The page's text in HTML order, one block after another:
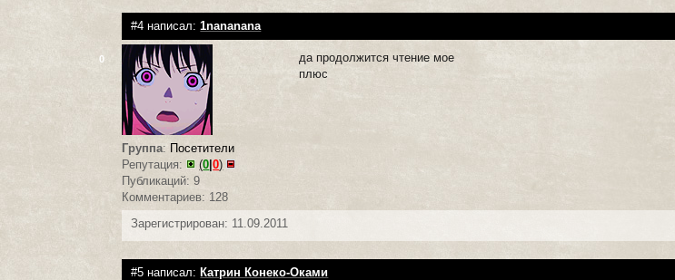
#4 написал:1nananana
0
Группа: Посетители
Репутация:
(0 |0)
Публикаций: 9
Комментариев: 128
да продолжится чтение мое
плюс
Зарегистрирован: 11.09.2011
#5 написал: Катрин Конеко-Оками